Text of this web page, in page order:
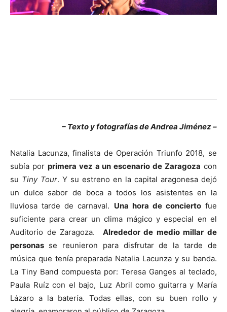
– Texto y fotografías de Andrea Jiménez –
Natalia Lacunza, finalista de Operación Triunfo 2018, se
subía por primera vez a un escenario de Zaragoza con
su Tiny Tour. Y su estreno en la capital aragonesa dejó
un dulce sabor de boca a todos los asistentes en la
lluviosa tarde de carnaval. Una hora de conciertofue
suficiente para crear un clima mágico y especial en el
Auditorio de Zaragoza. Alrededor de medio millar de
personas se reunieron para disfrutar de la tarde de
música que tenía preparada Natalia Lacunza y su banda.
La Tiny Band compuesta por: Teresa Ganges al teclado,
Paula Ruíz con el bajo, Luz Abril como guitarra y María
Lázaro a la batería. Todas ellas, con su buen rollo y